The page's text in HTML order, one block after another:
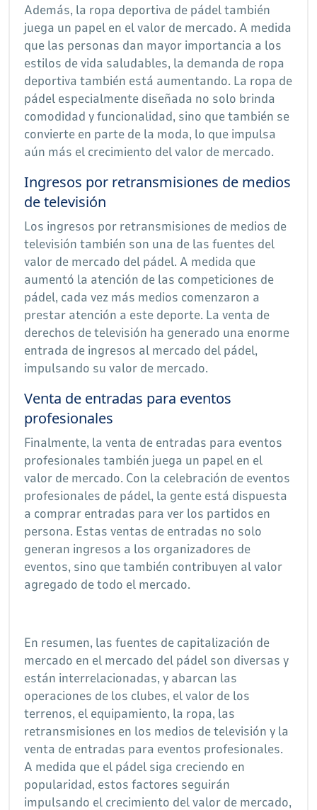
Además, la ropa deportiva de pádel también
juega un papel en el valor de mercado. A medida
que las personas dan mayor importancia a los
estilos de vida saludables, la demanda de ropa
deportiva también está aumentando. La ropa de
pádel especialmente diseñada no solo brinda
comodidad y funcionalidad, sino que también se
convierte en parte de la moda, lo que impulsa
aún más el crecimiento del valor de mercado.
Ingresos por retransmisiones de medios
de televisión
Los ingresos por retransmisiones de medios de
televisión también son una de las fuentes del
valor de mercado del pádel. A medida que
aumentó la atención de las competiciones de
pádel, cada vez más medios comenzaron a
prestar atención a este deporte. La venta de
derechos de televisión ha generado una enorme
entrada de ingresos al mercado del pádel,
impulsando su valor de mercado.
Venta de entradas para eventos
profesionales
Finalmente, la venta de entradas para eventos
profesionales también juega un papel en el
valor de mercado. Con la celebración de eventos
profesionales de pádel, la gente está dispuesta
a comprar entradas para ver los partidos en
persona. Estas ventas de entradas no solo
generan ingresos a los organizadores de
eventos, sino que también contribuyen al valor
agregado de todo el mercado.
En resumen, las fuentes de capitalización de
mercado en el mercado del pádel son diversas y
están interrelacionadas, y abarcan las
operaciones de los clubes, el valor de los
terrenos, el equipamiento, la ropa, las
retransmisiones en los medios de televisión y la
venta de entradas para eventos profesionales.
A medida que el pádel siga creciendo en
popularidad, estos factores seguirán
impulsando el crecimiento del valor de mercado,